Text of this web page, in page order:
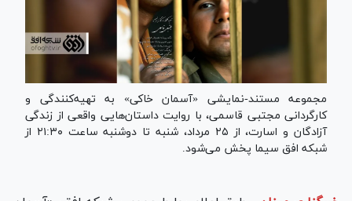
مجموعه مستند-نمایشی «آسمان خاکی» به تهیه‌کنندگی و
کارگردانی مجتبی قاسمی، با روایت داستان‌هایی واقعی از زندگی
آزادگان و اسارت، از ۲۵ مرداد، شنبه تا دوشنبه ساعت ۲۱:۳۰ از
شبکه افق سیما پخش می‌شود.